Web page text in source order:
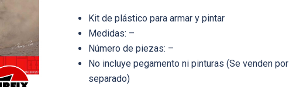
Kit de plástico para armar y pintar
Medidas: –
Número de piezas: –
No incluye pegamento ni pinturas (Se venden por
separado)